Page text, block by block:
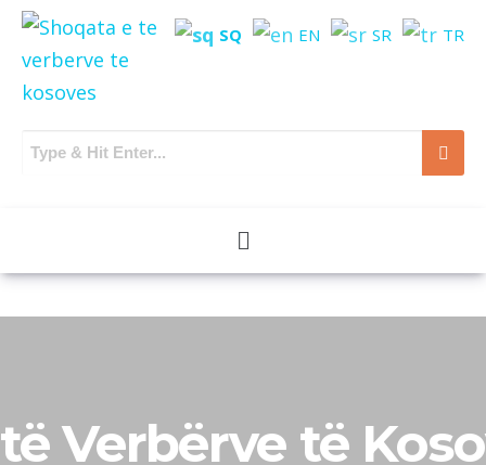
Verbërve të
SQ EN SR TR